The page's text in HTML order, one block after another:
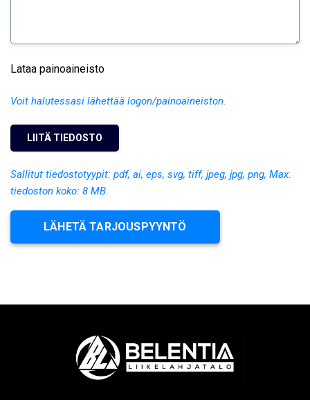
Lataa painoaineisto
Voit halutessasi lähettää logon/painoaineiston.
Sallitut tiedostotyypit: pdf, ai, eps, svg, tiff, jpeg, jpg, png, Max.
tiedoston koko: 8 MB.
LÄHETÄ TARJOUSPYYNTÖ